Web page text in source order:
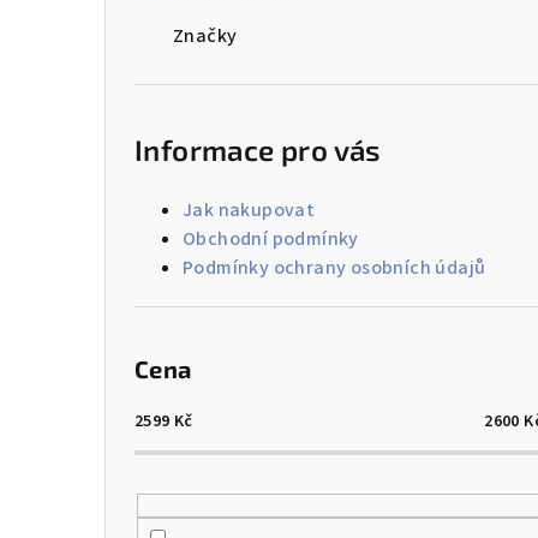
Značky
Informace pro vás
Jak nakupovat
Obchodní podmínky
Podmínky ochrany osobních údajů
Cena
2599 Kč 2600